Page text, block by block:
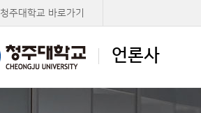
언론사
청주대학교 바로가기